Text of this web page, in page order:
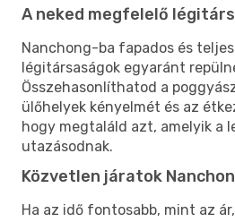
A neked megfelelő
Nanchong-ba fapados és
légitársaságok egyaránt
Összehasonlíthatod a
ülőhelyek kényelmét és az
hogy megtaláld azt, amelyik a
utazásodnak.
Közvetlen járatok
Ha az idő fontosabb, mint az